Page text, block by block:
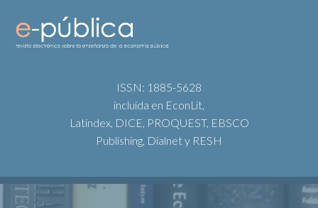
ISSN: 1885-5628
incluida en EconLit,
Latindex, DICE, PROQUEST, EBSCO
Publishing, Dialnet y RESH